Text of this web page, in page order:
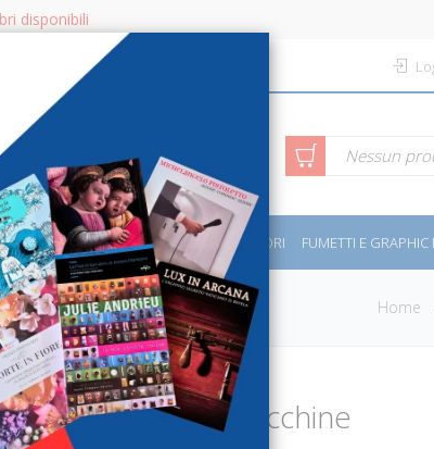
disponibili
CERCA Ricerca avanzata Nessun
- GUIDE - CORSI SPORT E MOTORI FUMETTI E
Home
Leonardo. Le macchine